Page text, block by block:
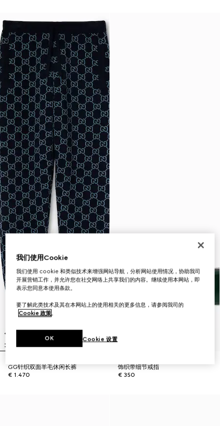
GG针织双面羊毛休闲长裤
€ 1.470
饰织带细节戒指
€ 350
我们使用Cookie
我们使用 cookie 和类似技术来增强网站导航，分析网站使用情况，协助我司
开展营销工作，并允许您在社交网络上共享我们的内容。继续使用本网站，即
表示您同意本使用条款。
要了解此类技术及其在本网站上的使用相关的更多信息，请参阅我司的
Cookie 政策。
Cookie 设置
OK